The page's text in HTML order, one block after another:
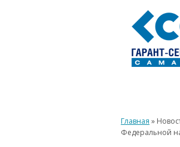
Главная »
Федеральной